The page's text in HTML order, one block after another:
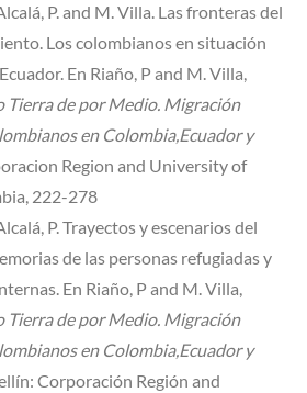
P. and M. Villa. Las fronteras del
Los colombianos en situación
En Riaño, P and M. Villa,
Tierra de por Medio. Migración
en Colombia,Ecuador y
Region and University of
222-278
P. Trayectos y escenarios del
de las personas refugiadas y
En Riaño, P and M. Villa,
Tierra de por Medio. Migración
en Colombia,Ecuador y
Corporación Región and